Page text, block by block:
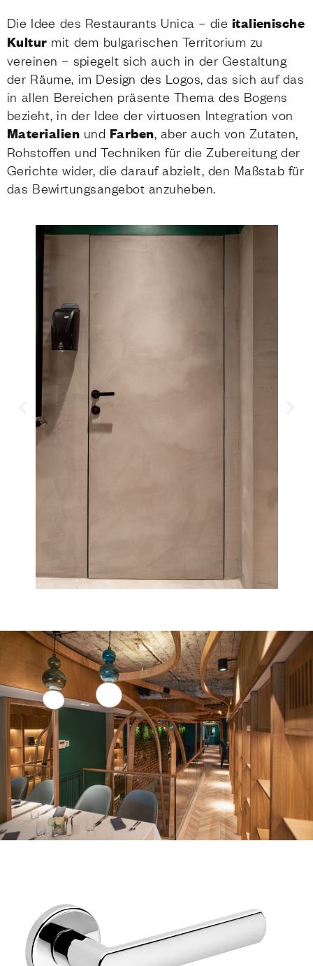
Die Idee des Restaurants Unica – die italienische
Kultur mit dem bulgarischen Territorium zu
vereinen – spiegelt sich auch in der Gestaltung
der Räume, im Design des Logos, das sich auf das
in allen Bereichen präsente Thema des Bogens
bezieht, in der Idee der virtuosen Integration von
Materialien und Farben, aber auch von Zutaten,
Rohstoffen und Techniken für die Zubereitung der
Gerichte wider, die darauf abzielt, den Maßstab für
das Bewirtungsangebot anzuheben.